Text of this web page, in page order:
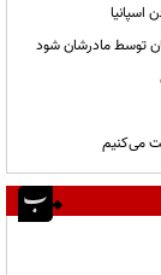
اسپانیا
توسط مادرشان شود
می‌کنیم